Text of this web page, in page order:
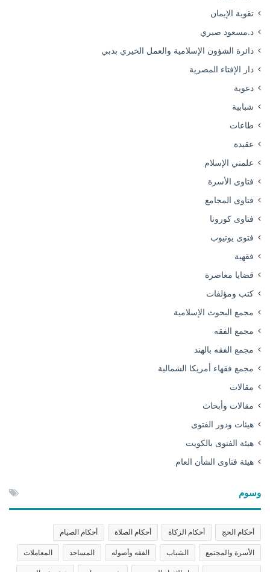
تقوية الإيمان
د.مسعود صبري
دائرة الشؤون الإسلامية والعمل الخيري بدبي
دار الإفتاء المصرية
دعوية
شبابية
طاعات
عقيدة
علمني الإسلام
فتاوى الأسرة
فتاوى المجامع
فتاوى كورونا
فتوى يوتيوب
فقهية
قضايا معاصرة
كتب ومؤلفات
مجمع البحوث الإسلامية
مجمع الفقه
مجمع الفقه بالهند
مجمع فقهاء أمريكا الشمالية
مقالات
مقالات وأبحاث
هيئات ودور الفتوى
هيئة الفتوى بالكويت
هيئة فتاوى الشأن العام
وسوم
أحكام الحج أحكام الزكاة أحكام الصلاة أحكام الصيام
الأسرة والمجتمع الشباب الفقه وأصوله المساجد المعاملات